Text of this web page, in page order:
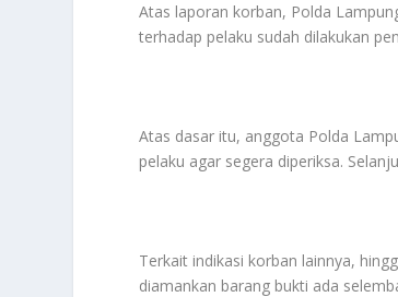
Atas laporan korban, Polda
terhadap pelaku sudah dilakukan
Atas dasar itu, anggota Polda
pelaku agar segera diperiksa.
Terkait indikasi korban lainnya,
diamankan barang bukti ada